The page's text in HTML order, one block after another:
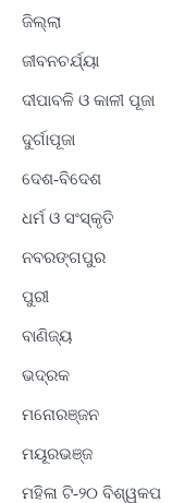
ଜିଲ୍ଲା
ଜୀବନଚର୍ଯ୍ୟା
ଦୀପାବଳି ଓ କାଳୀ ପୂଜା
ଦୁର୍ଗାପୂଜା
ଦେଶ-ବିଦେଶ
ଧର୍ମ ଓ ସଂସ୍କୃତି
ନବରଙ୍ଗପୁର
ପୁରୀ
ବାଣିଜ୍ୟ
ଭଦ୍ରକ
ମନୋରଞ୍ଜନ
ମୟୂରଭଞ୍ଜ
ମହିଳା ଟି-୨୦ ବିଶ୍ୱକପ